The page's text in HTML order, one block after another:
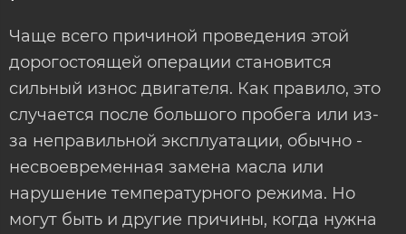
Чаще всего причиной проведения этой
дорогостоящей операции становится
сильный износ двигателя. Как правило, это
случается после большого пробега или из-
за неправильной эксплуатации, обычно -
несвоевременная замена масла или
нарушение температурного режима. Но
могут быть и другие причины, когда нужна